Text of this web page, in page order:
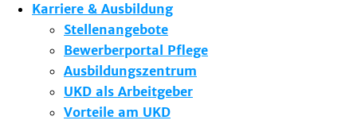
Karriere & Ausbildung
Stellenangebote
Bewerberportal Pflege
Ausbildungszentrum
UKD als Arbeitgeber
Vorteile am UKD